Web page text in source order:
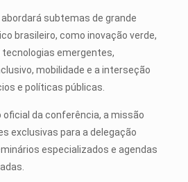
subtemas de grande
brasileiro, como inovação verde,
emergentes,
mobilidade e a interseção
e políticas públicas.
oficial da conferência, a missão
exclusivas para a delegação
especializados e agendas